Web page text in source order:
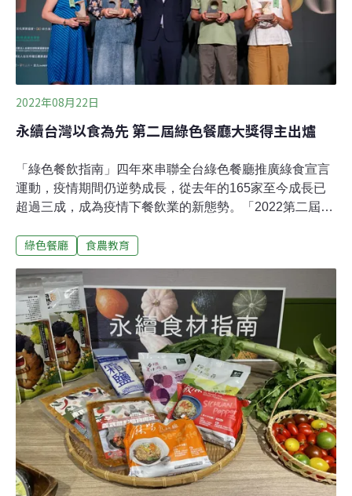
成目標，而身為消費者，其實也能靠「吃」在生活中實踐
永續。2021年聯合國氣候變遷大會（COP26）報告指
出，每人每天只要吃一餐蔬食，就可以為地
2022年08月22日
永續台灣以食為先 第二屆綠色餐廳大獎得主出爐
「綠色餐飲指南」四年來串聯全台綠色餐廳推廣綠食宣言
運動，疫情期間仍逆勢成長，從去年的165家至今成長已
超過三成，成為疫情下餐飲業的新態勢。「2022第二屆綠
獲選名單，共計32家餐廳拿下17項大獎殊榮，另有55家獲
杯，本屆年度評鑑中最大獎「綠色餐飲指南GDG年度大
獎」由「Plants植素餐廳」獲選；「年度最佳營運獎」則
由米其林星級主廚南霸天簡天才師傅經營的「Thomas
Chien天才餐飲事業集團」獲選，行政院院長蘇貞昌、農
委會主委陳吉仲、農委會農糧署署長胡忠一等人都到場給
予鼓勵，宣揚永續飲食發展已是社會各界的共識目標。此
外，北、中、南、東各區各有一名「最佳友善有機食材
獎」，表彰對有機友善農業貢獻卓著的店家，分別由北區
的「呷米蔬食／素食餐廳」、中區的「禾豐田食」、南區
的「均食堂」與東區的「一
綠色餐廳 食農教育